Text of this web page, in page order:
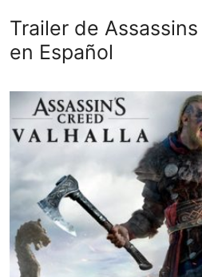
Trailer de
en Español